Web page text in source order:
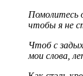
Помолитесь
чтобы я не
Чтоб с
мои слова,